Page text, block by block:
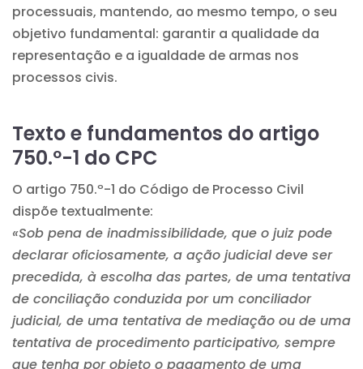
processuais, mantendo, ao mesmo tempo, o seu
objetivo fundamental: garantir a qualidade da
representação e a igualdade de armas nos
processos civis.
Texto e fundamentos do artigo
750.º-1 do CPC
O artigo 750.º-1 do Código de Processo Civil
dispõe textualmente:
«Sob pena de inadmissibilidade, que o juiz pode
declarar oficiosamente, a ação judicial deve ser
precedida, à escolha das partes, de uma tentativa
de conciliação conduzida por um conciliador
judicial, de uma tentativa de mediação ou de uma
tentativa de procedimento participativo, sempre
que tenha por objeto o pagamento de uma